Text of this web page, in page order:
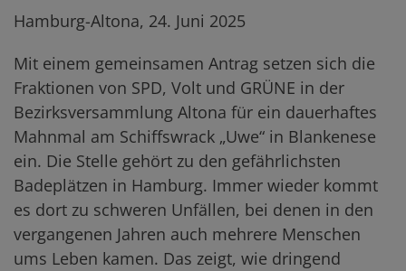
Hamburg-Altona, 24. Juni 2025
Mit einem gemeinsamen Antrag setzen sich die
Fraktionen von SPD, Volt und GRÜNE in der
Bezirksversammlung Altona für ein dauerhaftes
Mahnmal am Schiffswrack „Uwe“ in Blankenese
ein. Die Stelle gehört zu den gefährlichsten
Badeplätzen in Hamburg. Immer wieder kommt
es dort zu schweren Unfällen, bei denen in den
vergangenen Jahren auch mehrere Menschen
ums Leben kamen. Das zeigt, wie dringend